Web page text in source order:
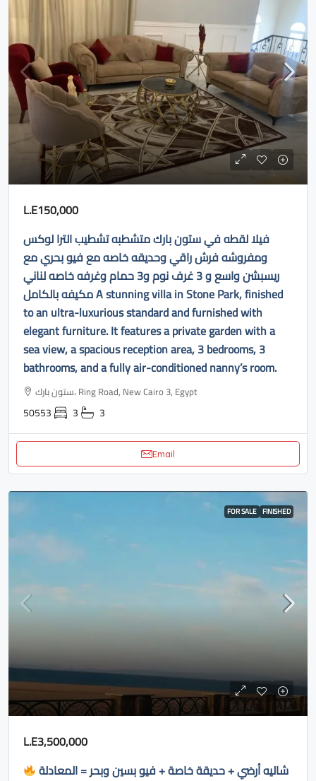
L.E150,000
فيلا لقطه في ستون بارك متشطبه تشطيب الترا لوكس
ومفروشه فرش راقي وحديقه خاصه مع فيو بحري مع
ريسبشن واسع و 3 غرف نوم و3 حمام وغرفه خاصه لناني
مكيفه بالكامل A stunning villa in Stone Park, finished
to an ultra-luxurious standard and furnished with
elegant furniture. It features a private garden with a
sea view, a spacious reception area, 3 bedrooms, 3
bathrooms, and a fully air-conditioned nanny’s room.
ستون بارك، Ring Road, New Cairo 3, Egypt
50553 3 3
Email
FOR SALE FINISHED
L.E3,500,000
شاليه أرضي + حديقة خاصة + فيو بسين وبحر = المعادلة